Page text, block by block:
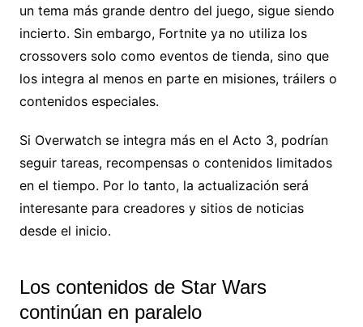
un tema más grande dentro del juego, sigue siendo
incierto. Sin embargo, Fortnite ya no utiliza los
crossovers solo como eventos de tienda, sino que
los integra al menos en parte en misiones, tráilers o
contenidos especiales.
Si Overwatch se integra más en el Acto 3, podrían
seguir tareas, recompensas o contenidos limitados
en el tiempo. Por lo tanto, la actualización será
interesante para creadores y sitios de noticias
desde el inicio.
Los contenidos de Star Wars
continúan en paralelo